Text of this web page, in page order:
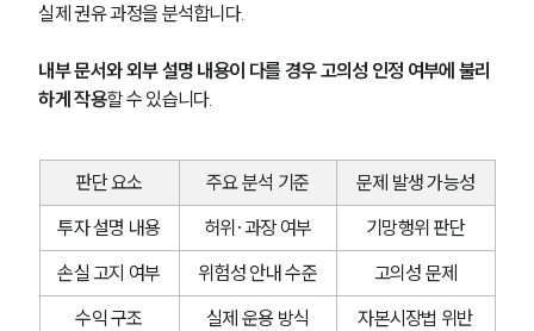
실제 권유 과정을 분석합니다.
내부 문서와 외부 설명 내용이 다를 경우 고의성 인정 여부에 불리
하게 작용할 수 있습니다.
판단 요소 주요 분석 기준
문제 발생 가능성
투자 설명 내용
허위·과장 여부
기망행위 판단
손실 고지 여부
위험성 안내 수준
고의성 문제
수익 구조
실제 운용 방식
자본시장법 위반